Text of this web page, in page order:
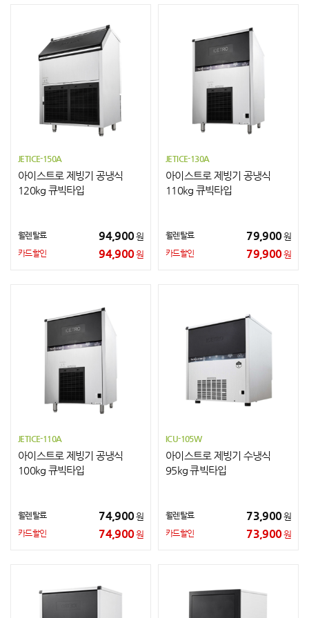
JETICE-150A
아이스트로 제빙기 공냉식
120kg 큐빅타입
월렌탈료 94,900원
카드할인 94,900원
JETICE-130A
아이스트로 제빙기 공냉식
110kg 큐빅타입
월렌탈료 79,900원
카드할인 79,900원
JETICE-110A
아이스트로 제빙기 공냉식
100kg 큐빅타입
월렌탈료 74,900원
카드할인 74,900원
ICU-105W
아이스트로 제빙기 수냉식
95kg 큐빅타입
월렌탈료 73,900원
카드할인 73,900원